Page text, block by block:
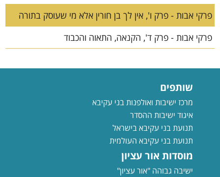
פרקי אבות - פרק ו', אין לך בן חורין אלא מי שעוסק בתורה
פרקי אבות - פרק ד', הקנאה, התאוה והכבוד
שותפים
מרכז ישיבות ואולפנות בני עקיבא
איגוד ישיבות ההסדר
תנועת בני עקיבא בישראל
תנועת בני עקיבא העולמית
מוסדות אור עציון
ישיבה גבוהה "אור עציון"